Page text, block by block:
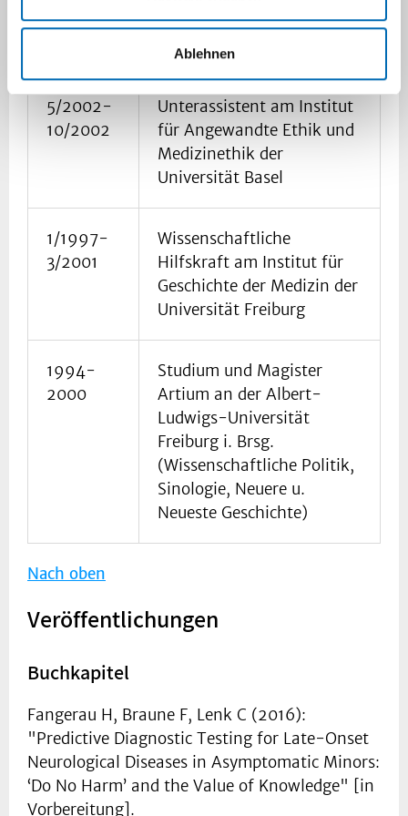
Ablehnen
Universität Göttingen
(DFG-Projekt)
5/2002-
10/2002
Unterassistent am Institut
für Angewandte Ethik und
Medizinethik der
Universität Basel
1/1997-
3/2001
Wissenschaftliche
Hilfskraft am Institut für
Geschichte der Medizin der
Universität Freiburg
1994-
2000
Studium und Magister
Artium an der Albert-
Ludwigs-Universität
Freiburg i. Brsg.
(Wissenschaftliche Politik,
Sinologie, Neuere u.
Neueste Geschichte)
Nach oben
Veröffentlichungen
Buchkapitel
Fangerau H, Braune F, Lenk C (2016):
"Predictive Diagnostic Testing for Late-Onset
Neurological Diseases in Asymptomatic Minors:
‘Do No Harm’ and the Value of Knowledge" [in
Vorbereitung].